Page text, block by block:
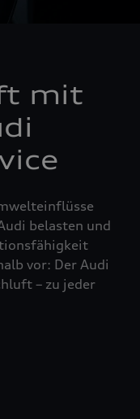
mit
belasten und
vor: Der Audi
– zu jeder